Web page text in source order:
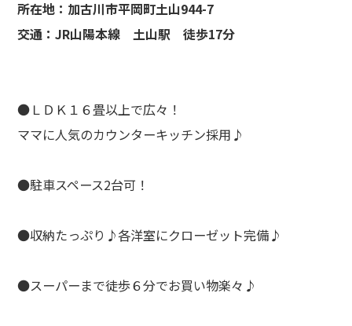
所在地：加古川市平岡町土山944-7
交通：JR山陽本線 土山駅 徒歩17分
●ＬＤＫ１６畳以上で広々！
ママに人気のカウンターキッチン採用♪
●駐車スペース2台可！
●収納たっぷり♪各洋室にクローゼット完備♪
●スーパーまで徒歩６分でお買い物楽々♪